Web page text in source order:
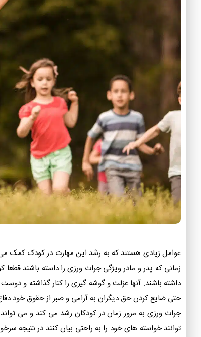
عوامل زیادی هستند که به‌ رشد این مهارت در کودک کمک
زمانی که پدر و مادر ویژگی جرات ورزی را داسته باشند
داشته باشند‌. آنها عزلت و گوشه گیری را کنار گذاشته و
حتی ضایع کردن حق دیگران به آرامی و صبر از حقوق خود
جرات ورزی به مرور زمان در کودکان رشد می کند و می تواند
توانند خواسته های خود را به راحتی بیان کنند در نتیجه